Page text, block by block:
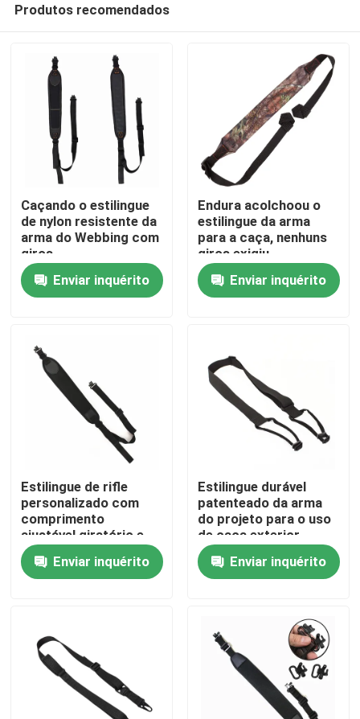
Para casa
Produtos
Sobre nós
Visita à fábrica
Controle de qualidade
Contacte-nos
Notícias
Saco tático da arma
Caçando o saco da arma
Produtos recomendados
Caçando o estilingue
de nylon resistente da
arma do Webbing com
giros
Enviar inquérito
Endura acolchoou o
estilingue da arma
para a caça, nenhuns
giros exigiu,
comprimento
ajustávelEnviar inquérito
Estilingue de rifle
personalizado com
comprimento
ajustável giratório e
acolchoado
antiderrapante
Enviar inquérito
Estilingue durável
patenteado da arma
do projeto para o uso
de caça exterior
Enviar inquérito